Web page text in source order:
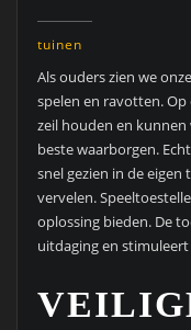
tuinen
Als ouders zien we
spelen en ravotten.
zeil houden en
beste waarborgen.
snel gezien in de
vervelen.
oplossing bieden. De
uitdaging en